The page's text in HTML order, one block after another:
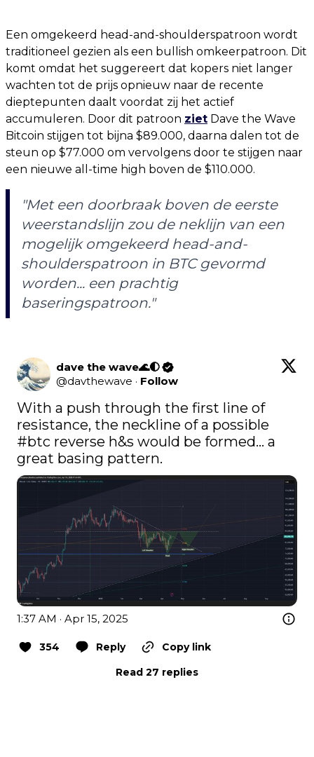
Een omgekeerd head-and-shoulderspatroon wordt
traditioneel gezien als een bullish omkeerpatroon. Dit
komt omdat het suggereert dat kopers niet langer
wachten tot de prijs opnieuw naar de recente
dieptepunten daalt voordat zij het actief
accumuleren. Door dit patroon ziet Dave the Wave
Bitcoin stijgen tot bijna $89.000, daarna dalen tot de
steun op $77.000 om vervolgens door te stijgen naar
een nieuwe all-time high boven de $110.000.
"Met een doorbraak boven de eerste
weerstandslijn zou de neklijn van een
mogelijk omgekeerd head-and-
shoulderspatroon in BTC gevormd
worden... een prachtig
baseringspatroon."
dave the wave🌊🌓
@davthewave · Follow
With a push through the first line of
#btc reverse h&s would be formed... a
great basing pattern.
1:37 AM · Apr 15, 2025
354 Reply
Copy link
Read 27 replies